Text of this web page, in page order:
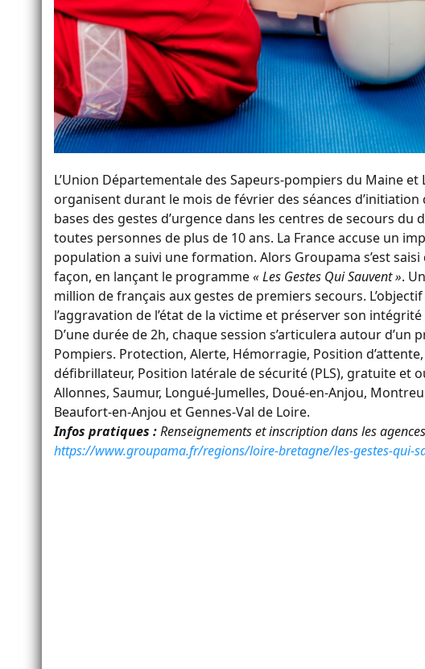
L’Union Départementale des Sapeurs-pompiers du Maine
organisent durant le mois de février des séances
bases des gestes d’urgence dans les centres de secours
toutes personnes de plus de 10 ans. La France accuse un
population a suivi une formation. Alors Groupama s’est
façon, en lançant le programme« Les Gestes Qui Sauvent ».
million de français aux gestes de premiers secours.
l’aggravation de l’état de la victime et préserver son
D’une durée de 2h, chaque session s’articulera autour
Pompiers. Protection, Alerte, Hémorragie, Position
défibrillateur, Position latérale de sécurité (PLS), gratuite et
Allonnes, Saumur, Longué-Jumelles, Doué-en-Anjou,
Beaufort-en-Anjou et Gennes-Val de Loire.
Infos pratiques :Renseignements et inscription dans les
https://www.groupama.fr/regions/loire-bretagne/les-gestes-qui-